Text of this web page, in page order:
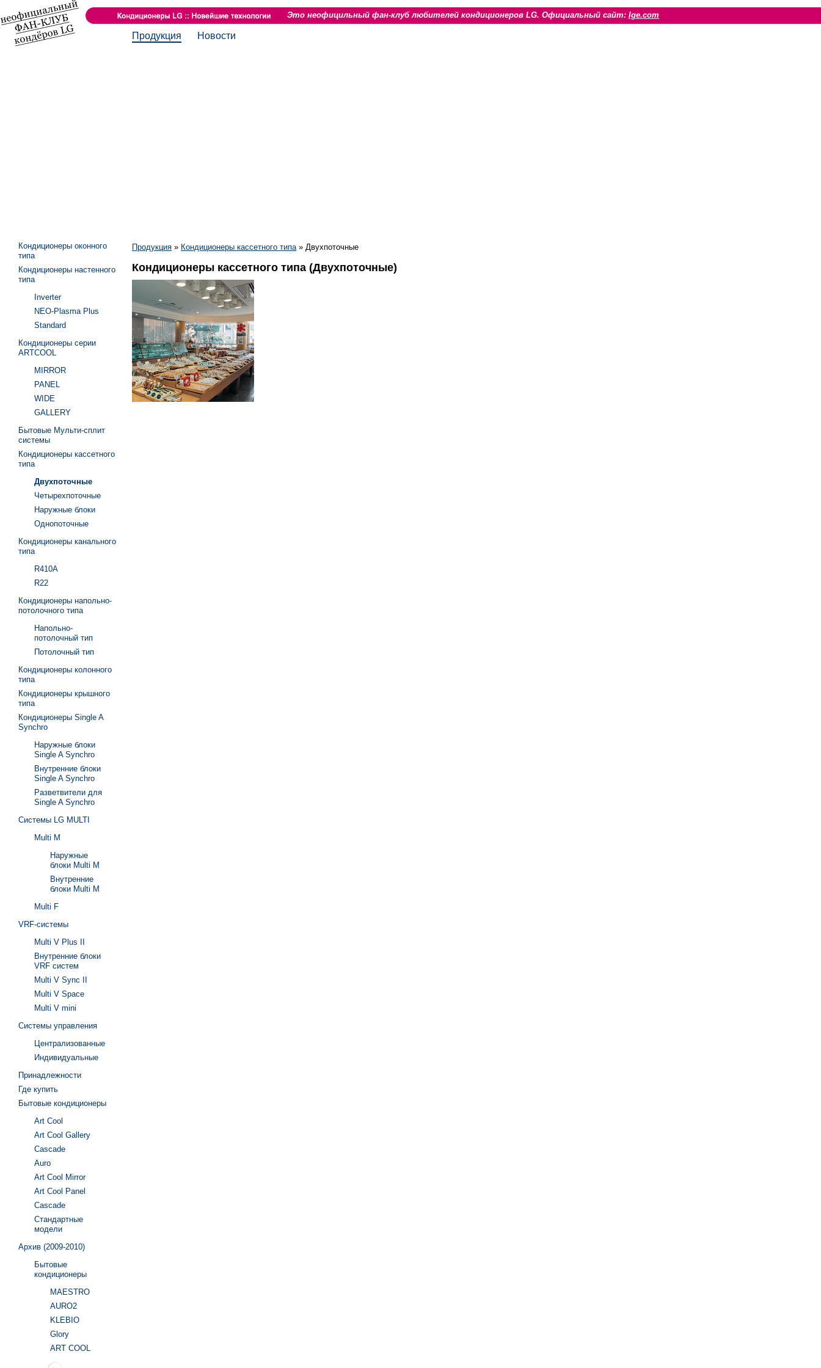
Это неофицильный фан-клуб любителей кондиционеров LG. Официальный сайт: lge.com
Продукция Новости
Продукция » Кондиционеры кассетного типа» Двухпоточные
Кондиционеры кассетного типа (Двухпоточные)
Кондиционеры оконного
типа
Кондиционеры настенного
типа
Inverter
NEO-Plasma Plus
Standard
Кондиционеры серии
ARTCOOL
MIRROR
PANEL
WIDE
GALLERY
Бытовые Мульти-сплит
системы
Кондиционеры кассетного
типа
Двухпоточные
Четырехпоточные
Наружные блоки
Однопоточные
Кондиционеры канального
типа
R410A
R22
Кондиционеры напольно-
потолочного типа
Напольно-
потолочный тип
Потолочный тип
Кондиционеры колонного
типа
Кондиционеры крышного
типа
Кондиционеры Single A
Synchro
Наружные блоки
Single A Synchro
Внутренние блоки
Single A Synchro
Разветвители для
Single A Synchro
Системы LG MULTI
Multi M
Наружные
блоки Multi M
Внутренние
блоки Multi M
Multi F
VRF-системы
Multi V Plus II
Внутренние блоки
VRF систем
Multi V Sync II
Multi V Space
Multi V mini
Системы управления
Централизованные
Индивидуальные
Принадлежности
Где купить
Бытовые кондиционеры
Art Cool
Art Cool Gallery
Cascade
Auro
Art Cool Mirror
Art Cool Panel
Cascade
Стандартные
модели
Архив (2009-2010)
Бытовые
кондиционеры
MAESTRO
AURO2
KLEBIO
Glory
ART COOL